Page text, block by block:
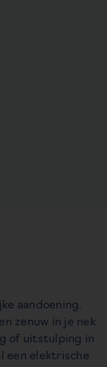
aandoening.
zenuw in je nek
of uitstulping in
een elektrische